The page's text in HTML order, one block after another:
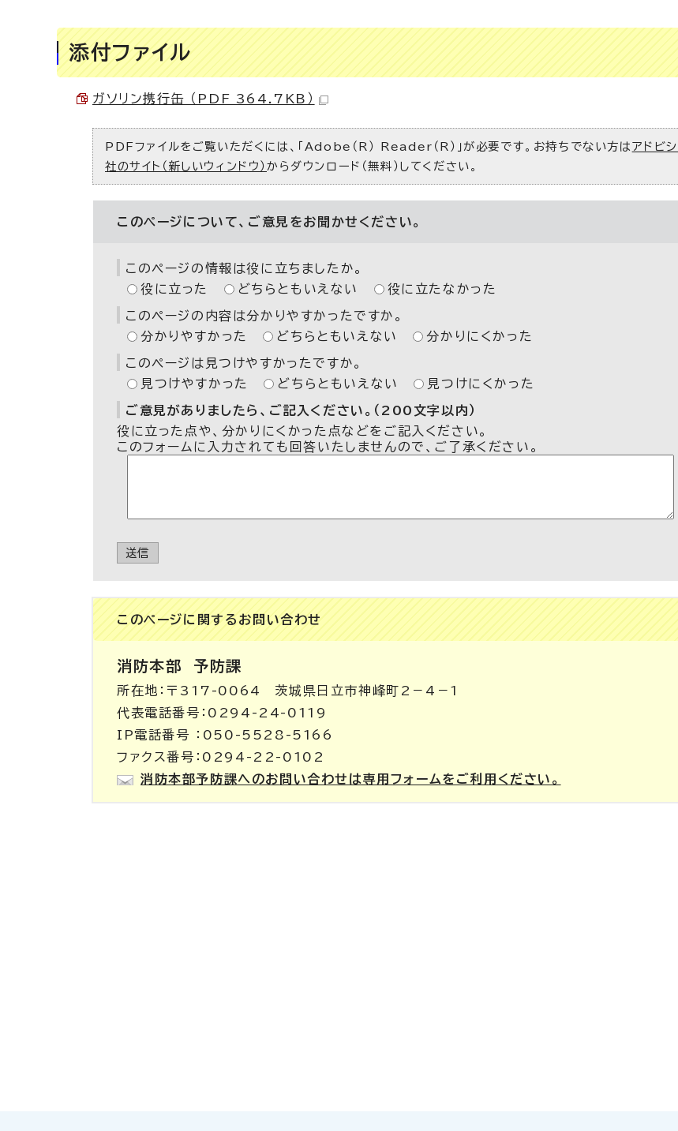
添付ファイル
ガソリン携行缶 （PDF 364.7KB）
PDFファイルをご覧いただくには、「Adobe（R） Reader（R）」が必要です。お持ちでない方は アドビ
社のサイト（新しいウィンドウ） からダウンロード（無料）してください。
このページについて、ご意見をお聞かせください。
このページの情報は役に立ちましたか。
役に立った
どちらともいえない 役に立たなかった
このページの内容は分かりやすかったですか。
分かりやすかった
どちらともいえない 分かりにくかった
このページは見つけやすかったですか。
見つけやすかった
どちらともいえない 見つけにくかった
ご意見がありましたら、ご記入ください。（200文字以内）
役に立った点や、分かりにくかった点などをご記入ください。
このフォームに入力されても回答いたしませんので、ご了承ください。
送信
このページに関する お問い合わせ
消防本部 予防課
所在地：〒317-0064 茨城県日立市神峰町2－4－1
代表電話番号：0294-24-0119
IP電話番号 ：050-5528-5166
ファクス番号：0294-22-0102
消防本部予防課へのお問い合わせは専用フォームをご利用ください。